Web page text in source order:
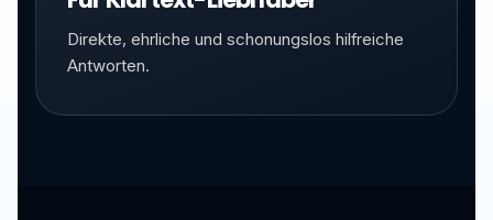
Direkte, ehrliche und schonungslos hilfreiche
Antworten.